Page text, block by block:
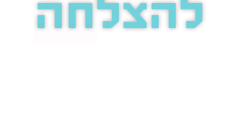
להצלחה
בואו נדבר